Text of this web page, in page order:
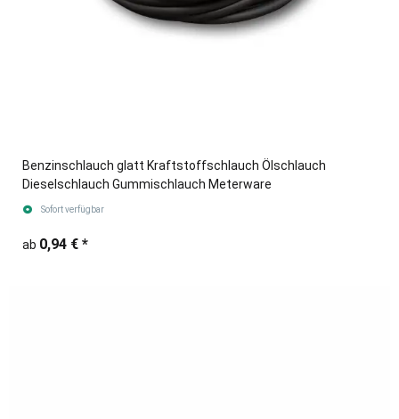
Benzinschlauch glatt Kraftstoffschlauch Ölschlauch
Dieselschlauch Gummischlauch Meterware
Sofort verfügbar
ab 0,94 € *